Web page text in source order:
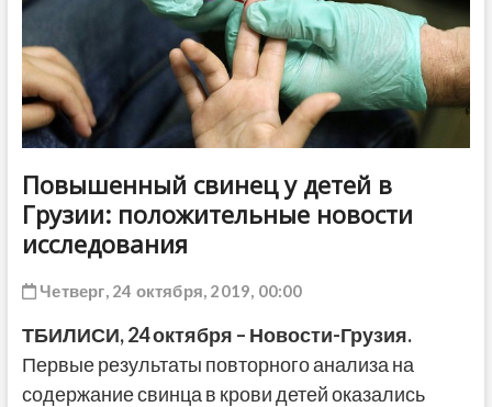
Повышенный свинец у детей в
Грузии: положительные новости
исследования
Четверг, 24 октября, 2019, 00:00
ТБИЛИСИ,24 октября – Новости-Грузия.
Первые результаты повторного анализа на
содержание свинца в крови детей оказались